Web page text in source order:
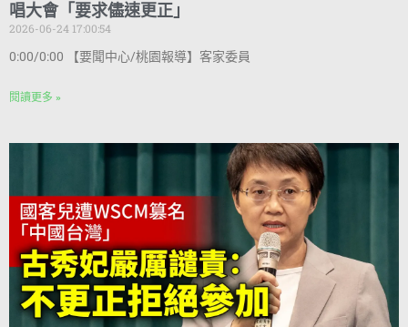
唱大會「要求儘速更正」
2026-06-24 17:00:54
0:00/0:00 【要聞中心/桃園報導】客家委員
閱讀更多 »